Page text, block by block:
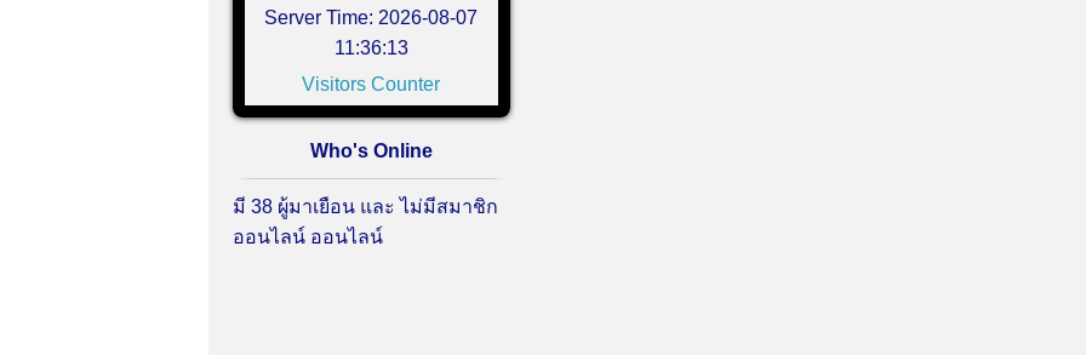
Server Time: 2026-08-07
11:36:13
Visitors Counter
Who's Online
มี 38 ผู้มาเยือน และ ไม่มีสมาชิก
ออนไลน์ ออนไลน์